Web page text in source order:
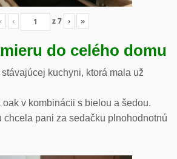
‹ z7 › »
do celého domu
kuchyni, ktorá mala už
v kombinácii s bielou a šedou.
chcela pani za sedačku plnohodnotnú